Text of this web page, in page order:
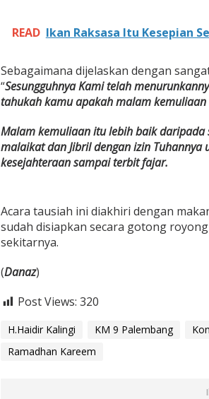
a
READ Ikan Raksasa Itu Kesepian
Sebagaimana dijelaskan dengan
“Sesungguhnya Kami telah
tahukah kamu apakah malam
Malam kemuliaan itu lebih baik
malaikat dan Jibril dengan izin
kesejahteraan sampai terbit fajar.
Acara tausiah ini diakhiri dengan
sudah disiapkan secara gotong
sekitarnya.
(Danaz)
Post Views: 320
H.Haidir Kalingi KM 9 Palembang
Ramadhan Kareem